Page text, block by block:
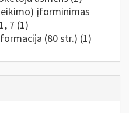
įforminimas
7 (1)
(80 str.) (1)